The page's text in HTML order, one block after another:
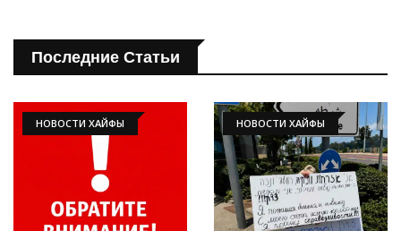
Последние Статьи
НОВОСТИ ХАЙФЫ НОВОСТИ ХАЙФЫ